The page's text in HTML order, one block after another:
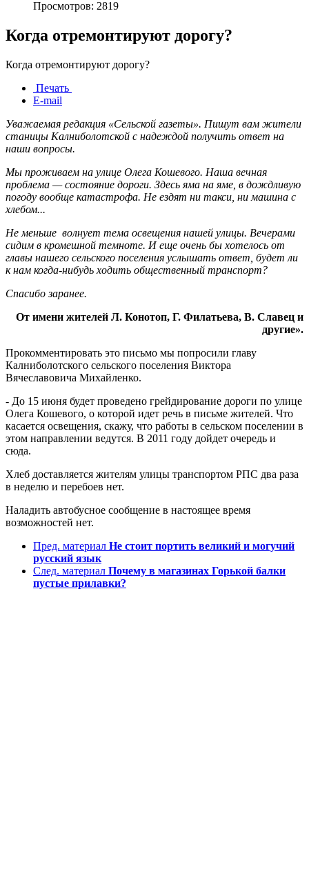
Просмотров: 2819
Когда отремонтируют дорогу?
Когда отремонтируют дорогу?
Печать
E-mail
Уважаемая редакция «Сельской газеты». Пишут вам жители
станицы Калниболотской с надеждой получить ответ на
наши вопросы.
Мы проживаем на улице Олега Кошевого. Наша вечная
проблема — состояние дороги. Здесь яма на яме, в дождливую
погоду вообще катастрофа. Не ездят ни такси, ни машина с
хлебом...
Не меньше волнует тема освещения нашей улицы. Вечерами
сидим в кромешной темноте. И еще очень бы хотелось от
главы нашего сельского поселения услышать ответ, будет ли
к нам когда-нибудь ходить общественный транспорт?
Спасибо заранее.
От имени жителей Л. Конотоп, Г. Филатьева, В. Славец и
другие».
Прокомментировать это письмо мы попросили главу
Калниболотского сельского поселения Виктора
Вячеславовича Михайленко.
- До 15 июня будет проведено грейдирование дороги по улице
Олега Кошевого, о которой идет речь в письме жителей. Что
касается освещения, скажу, что работы в сельском поселении в
этом направлении ведутся. В 2011 году дойдет очередь и
сюда.
Хлеб доставляется жителям улицы транспортом РПС два раза
в неделю и перебоев нет.
Наладить автобусное сообщение в настоящее время
возможностей нет.
Пред. материал Не стоит портить великий и могучий
русский язык
След. материал Почему в магазинах Горькой балки
пустые прилавки?